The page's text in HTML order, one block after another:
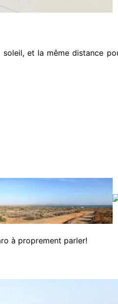
soleil, et la même distance
à proprement parler!